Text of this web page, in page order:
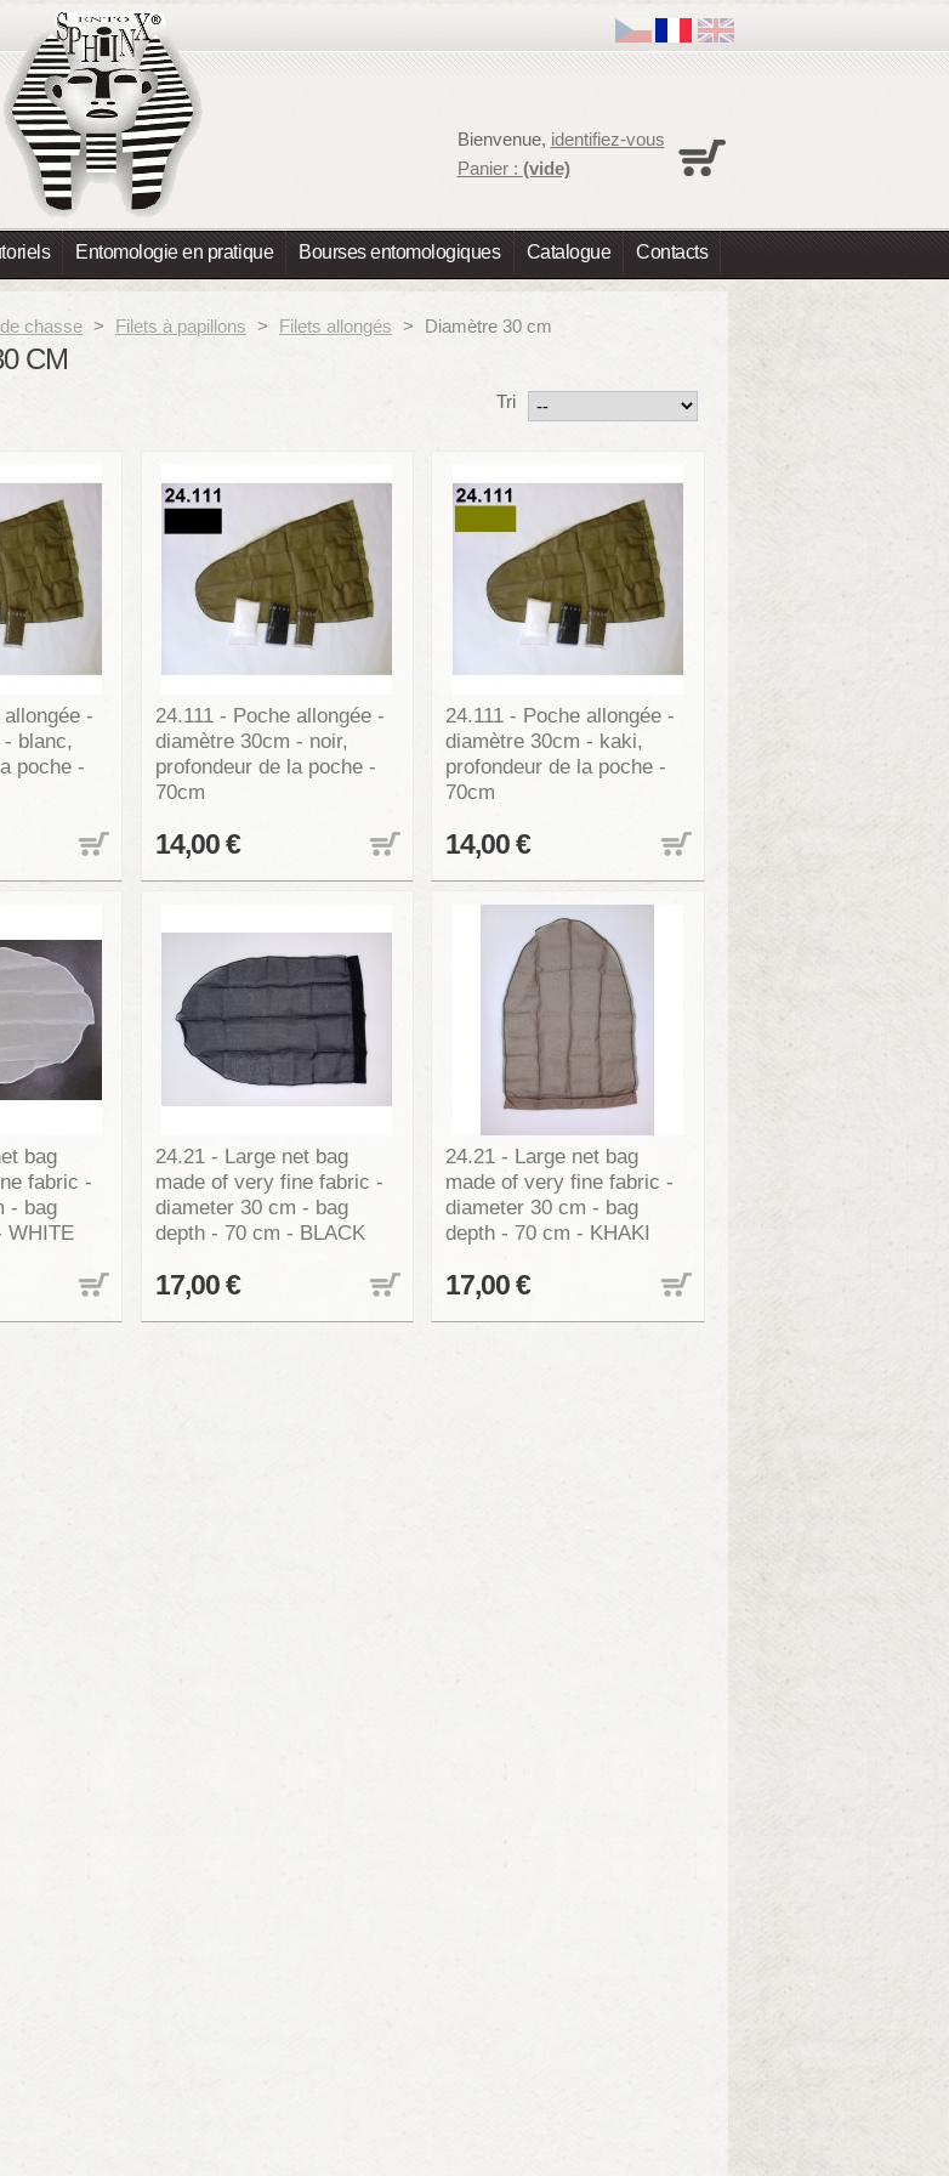
Entomologie en pratique Bourses entomologiques Catalogue Contacts
Bienvenue, identifiez-vous
Panier : (vide)
chasse > Filets à papillons > Filets allongés > Diamètre 30 cm
CM
Tri
-
blanc,
poche -
24.111 - Poche allongée -
diamètre 30cm - noir,
profondeur de la poche -
70cm
14,00 €
24.111 - Poche allongée -
diamètre 30cm - kaki,
profondeur de la poche -
70cm
14,00 €
bag
fabric -
- bag
WHITE
24.21 - Large net bag
made of very fine fabric -
diameter 30 cm - bag
depth - 70 cm - BLACK
17,00 €
24.21 - Large net bag
made of very fine fabric -
diameter 30 cm - bag
depth - 70 cm - KHAKI
17,00 €
Aucun produit
Total 0,00 €
Les prix sont HT